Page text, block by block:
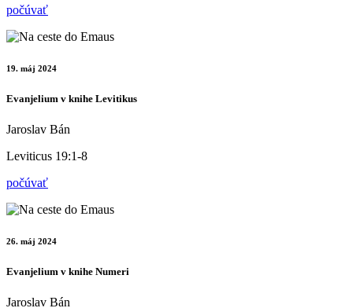
počúvať
19. máj 2024
Evanjelium v knihe Levitikus
Jaroslav Bán
Leviticus 19:1-8
počúvať
26. máj 2024
Evanjelium v knihe Numeri
Jaroslav Bán